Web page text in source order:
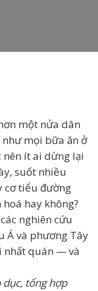
một nửa dân
mọi bữa ăn ở
nên ít ai dừng lại
suốt nhiều
cơ tiểu đường
hay không?
nghiên cứu
Á và phương Tây
nhất quán — và
dục, tổng hợp